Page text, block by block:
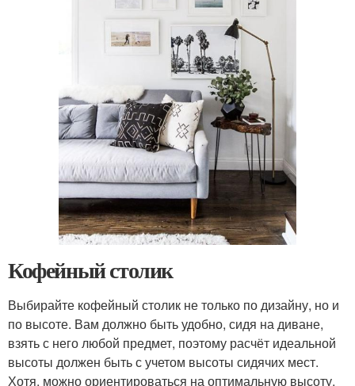
Кофейный столик
Выбирайте кофейный столик не только по дизайну, но и
по высоте. Вам должно быть удобно, сидя на диване,
взять с него любой предмет, поэтому расчёт идеальной
высоты должен быть с учетом высоты сидячих мест.
Хотя, можно ориентироваться на оптимальную высоту,